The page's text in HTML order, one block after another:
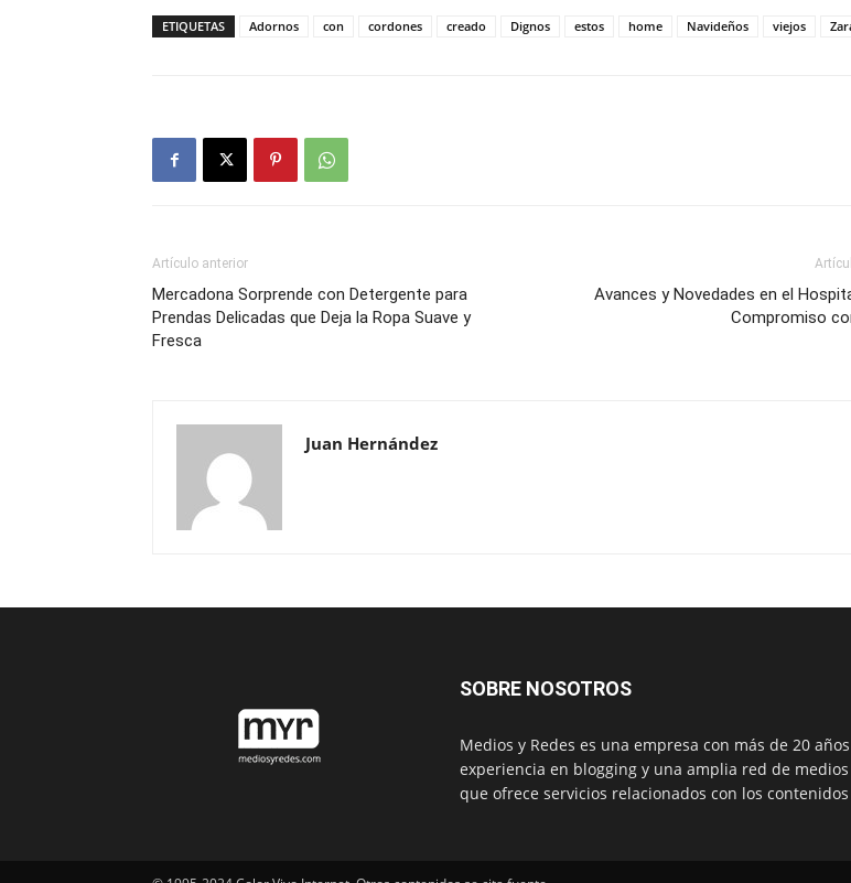
ETIQUETAS Adornos con cordones creado Dignos estos home Navideños viejos
Artículo anterior
Mercadona Sorprende con Detergente para
Prendas Delicadas que Deja la Ropa Suave y
Fresca
Avances y Novedades en el
Compromiso
Juan Hernández
SOBRE NOSOTROS
Medios y Redes es una empresa con más de 20
experiencia en blogging y una amplia red de
que ofrece servicios relacionados con los